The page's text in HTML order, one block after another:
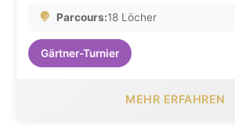
Parcours:18 Löcher
Gärtner-Turnier
MEHR ERFAHREN